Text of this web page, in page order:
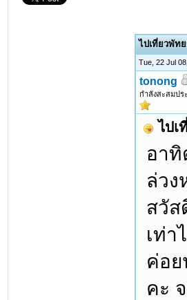
ไปเที่ยวพัท
Tue, 22 Jul
tonong
กำลังสะสมป
ไปเ
อาทิ
ล่วง
สวัส
เท่า
ค่อย
คะ